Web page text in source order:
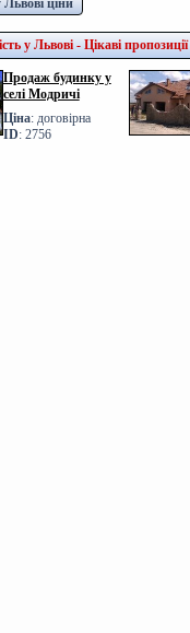
ціни
у Львові - Цікаві пропозиції
Продаж будинку у
селі Модричі
Ціна: договірна
ID: 2756